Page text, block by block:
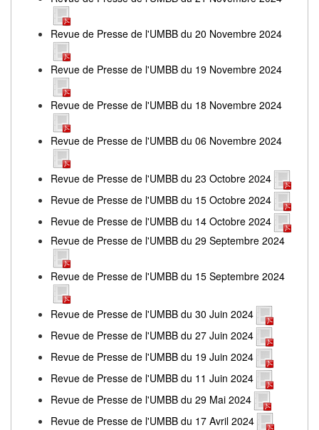
Revue de Presse de l'UMBB du 20 Novembre 2024
Revue de Presse de l'UMBB du 19 Novembre 2024
Revue de Presse de l'UMBB du 18 Novembre 2024
Revue de Presse de l'UMBB du 06 Novembre 2024
Revue de Presse de l'UMBB du 23 Octobre 2024
Revue de Presse de l'UMBB du 15 Octobre 2024
Revue de Presse de l'UMBB du 14 Octobre 2024
Revue de Presse de l'UMBB du 29 Septembre 2024
Revue de Presse de l'UMBB du 15 Septembre 2024
Revue de Presse de l'UMBB du 30 Juin 2024
Revue de Presse de l'UMBB du 27 Juin 2024
Revue de Presse de l'UMBB du 19 Juin 2024
Revue de Presse de l'UMBB du 11 Juin 2024
Revue de Presse de l'UMBB du 29 Mai 2024
Revue de Presse de l'UMBB du 17 Avril 2024